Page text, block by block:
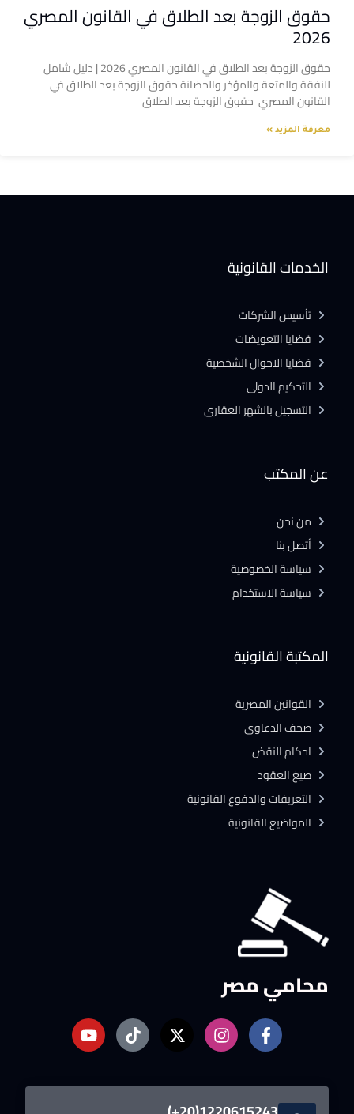
حقوق الزوجة بعد الطلاق في القانون المصري
2026
حقوق الزوجة بعد الطلاق في القانون المصري 2026 | دليل شامل
للنفقة والمتعة والمؤخر والحضانة حقوق الزوجة بعد الطلاق في
القانون المصري حقوق الزوجة بعد الطلاق
معرفة المزيد »
محامي مصر
المكتبة القانونية
القوانين المصرية
صحف الدعاوى
احكام النقض
صيغ العقود
التعريفات والدفوع القانونية
المواضيع القانونية
عن المكتب
من نحن
أتصل بنا
سياسة الخصوصية
سياسة الاستخدام
الخدمات القانونية
تأسيس الشركات
قضايا التعويضات
قضايا الاحوال الشخصية
التحكيم الدولى
التسجيل بالشهر العقارى